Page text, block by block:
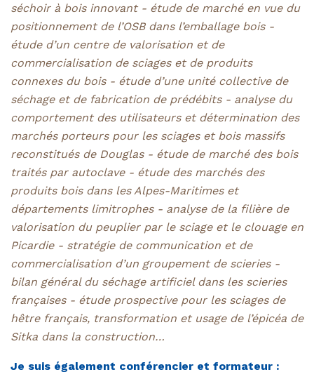
séchoir à bois innovant - étude de marché en vue du
positionnement de l’OSB dans l’emballage bois -
étude d’un centre de valorisation et de
commercialisation de sciages et de produits
connexes du bois - étude d’une unité collective de
séchage et de fabrication de prédébits - analyse du
comportement des utilisateurs et détermination des
marchés porteurs pour les sciages et bois massifs
reconstitués de Douglas - étude de marché des bois
traités par autoclave - étude des marchés des
produits bois dans les Alpes-Maritimes et
départements limitrophes - analyse de la filière de
valorisation du peuplier par le sciage et le clouage en
Picardie - stratégie de communication et de
commercialisation d’un groupement de scieries -
bilan général du séchage artificiel dans les scieries
françaises - étude prospective pour les sciages de
hêtre français, transformation et usage de l’épicéa de
Sitka dans la construction…
Je suis également conférencier et formateur :